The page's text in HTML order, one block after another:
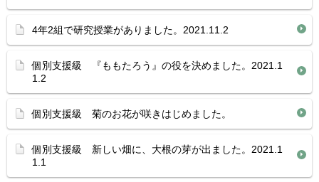
4年2組で研究授業がありました。2021.11.2
個別支援級 『ももたろう』の役を決めました。2021.1
1.2
個別支援級 菊のお花が咲きはじめました。
個別支援級 新しい畑に、大根の芽が出ました。2021.1
1.1